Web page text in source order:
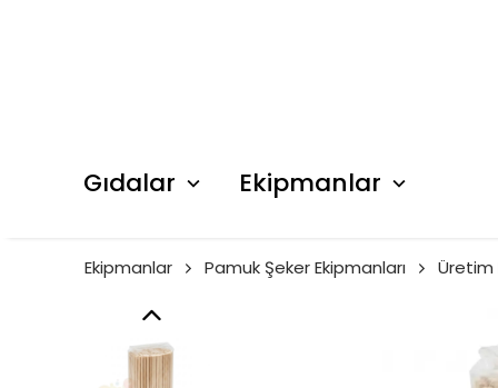
Gıdalar Ekipmanlar
Ekipmanlar Pamuk Şeker Ekipmanları Üretim